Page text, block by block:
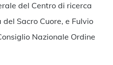
del Centro di ricerca
Sacro Cuore, e Fulvio
Nazionale Ordine